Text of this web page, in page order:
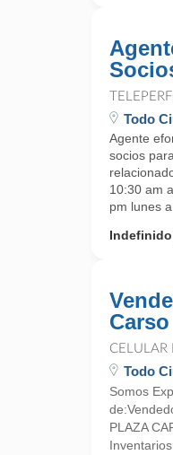
Todo
Agente
socios
10:30 am
pm lunes
Indefinido
Carso
CELULAR
Todo
Somos
PLAZA